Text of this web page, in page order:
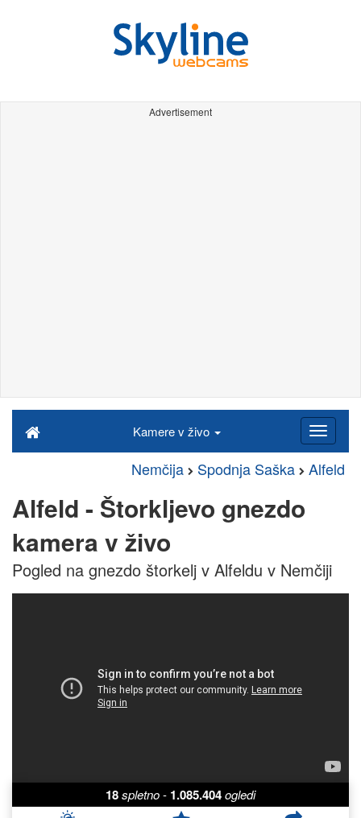
Advertisement
Kamere v živo
Nemčija Spodnja Saška Alfeld
Alfeld - Štorkljevo gnezdo
kamera v živo
Pogled na gnezdo štorkelj v Alfeldu v Nemčiji
18spletno- 1.085.404ogledi